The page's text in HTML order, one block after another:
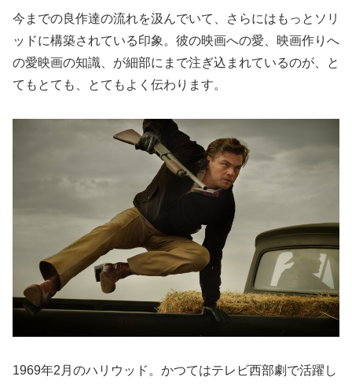
今までの良作達の流れを汲んでいて、さらにはもっとソリ
ッドに構築されている印象。彼の映画への愛、映画作りへ
の愛映画の知識、が細部にまで注ぎ込まれているのが、と
てもとても、とてもよく伝わります。
1969年2月のハリウッド。かつてはテレビ西部劇で活躍し